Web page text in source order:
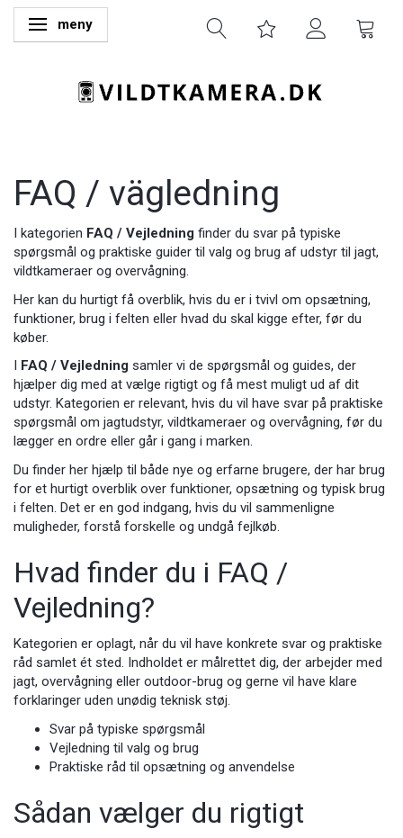
Ändra navigering
meny
FAQ / vägledning
I kategorien FAQ / Vejledning finder du svar på typiske
spørgsmål og praktiske guider til valg og brug af udstyr til jagt,
vildtkameraer og overvågning.
Her kan du hurtigt få overblik, hvis du er i tvivl om opsætning,
funktioner, brug i felten eller hvad du skal kigge efter, før du
køber.
I FAQ / Vejledning samler vi de spørgsmål og guides, der
hjælper dig med at vælge rigtigt og få mest muligt ud af dit
udstyr. Kategorien er relevant, hvis du vil have svar på praktiske
spørgsmål om jagtudstyr, vildtkameraer og overvågning, før du
lægger en ordre eller går i gang i marken.
Du finder her hjælp til både nye og erfarne brugere, der har brug
for et hurtigt overblik over funktioner, opsætning og typisk brug
i felten. Det er en god indgang, hvis du vil sammenligne
muligheder, forstå forskelle og undgå fejlkøb.
Hvad finder du i FAQ /
Vejledning?
Kategorien er oplagt, når du vil have konkrete svar og praktiske
råd samlet ét sted. Indholdet er målrettet dig, der arbejder med
jagt, overvågning eller outdoor-brug og gerne vil have klare
forklaringer uden unødig teknisk støj.
Svar på typiske spørgsmål
Vejledning til valg og brug
Praktiske råd til opsætning og anvendelse
Sådan vælger du rigtigt